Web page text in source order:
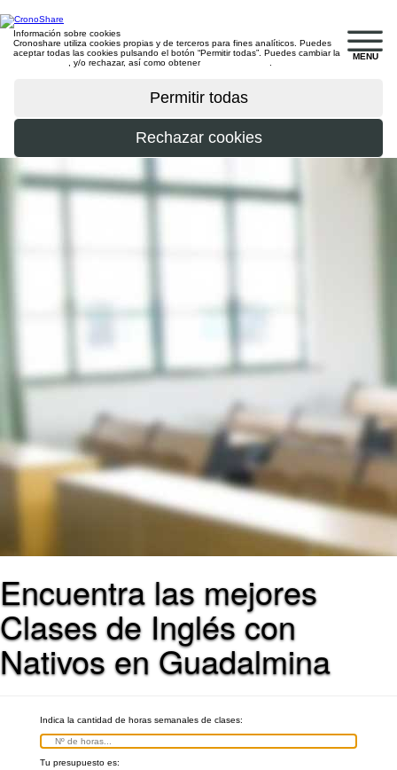
MENU
Información sobre cookies
Cronoshare utiliza cookies propias y de terceros para fines analíticos. Puedes
aceptar todas las cookies pulsando el botón “Permitir todas”. Puedes cambiar la
, y/o rechazar, así como obtener
Encuentra las mejores
Clases de Inglés con
Nativos en Guadalmina
Indica la cantidad de horas semanales de clases:
Tu presupuesto es: